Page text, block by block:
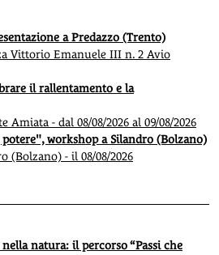
a Predazzo (Trento)
Vittorio Emanuele III n. 2 Avio
il rallentamento e la
Amiata - dal 08/08/2026 al 09/08/2026
workshop a Silandro (Bolzano)
(Bolzano) - il 08/08/2026
natura: il percorso “Passi che